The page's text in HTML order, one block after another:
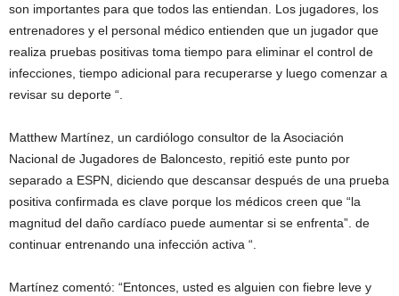
son importantes para que todos las entiendan. Los jugadores, los
entrenadores y el personal médico entienden que un jugador que
realiza pruebas positivas toma tiempo para eliminar el control de
infecciones, tiempo adicional para recuperarse y luego comenzar a
revisar su deporte “.
Matthew Martínez, un cardiólogo consultor de la Asociación
Nacional de Jugadores de Baloncesto, repitió este punto por
separado a ESPN, diciendo que descansar después de una prueba
positiva confirmada es clave porque los médicos creen que “la
magnitud del daño cardíaco puede aumentar si se enfrenta”. de
continuar entrenando una infección activa “.
Martínez comentó: “Entonces, usted es alguien con fiebre leve y